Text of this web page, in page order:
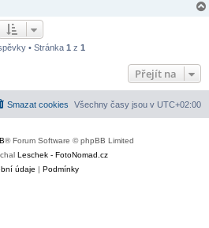
• Stránka 1 z 1
Přejít na
Všechny časy jsou v UTC+02:00
Smazat cookies
® Forum Software © phpBB Limited
Leschek - FotoNomad.cz
údaje | Podmínky